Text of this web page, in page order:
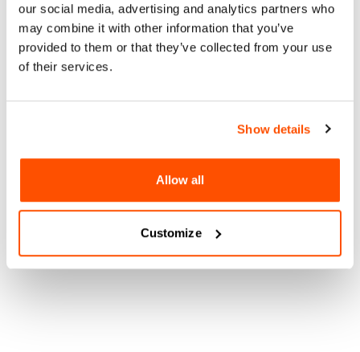
our social media, advertising and analytics partners who
may combine it with other information that you’ve
provided to them or that they’ve collected from your use
of their services.
Show details
Allow all
Customize
disfruta de un mini festival de cine, saborea deliciosas
comidas y bebidas de vendedores locales y mucho más. ¡No
te pierdas esta extraordinaria celebración del arte
transfronterizo! ¡Conoce nuestra increíble lista de artistas